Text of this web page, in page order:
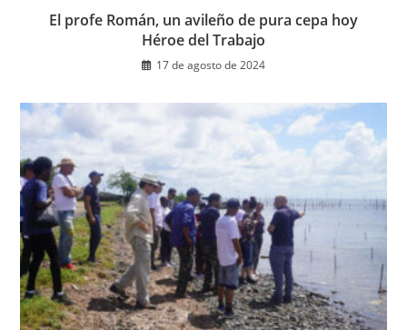
El profe Román, un avileño de pura cepa hoy
Héroe del Trabajo
17 de agosto de 2024